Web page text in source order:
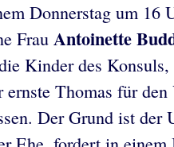
Donnerstag um 16
Frau Antoinette
Kinder des
Thomas für
Der Grund ist der